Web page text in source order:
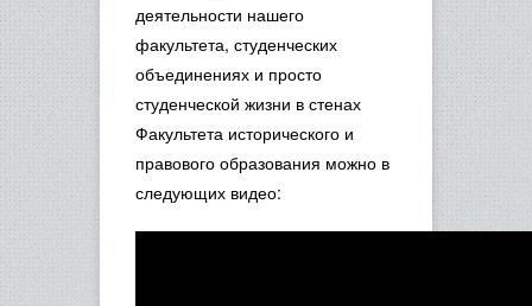
деятельности нашего
факультета, студенческих
объединениях и просто
студенческой жизни в стенах
Факультета исторического и
правового образования можно в
следующих видео: